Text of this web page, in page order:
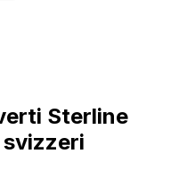
Sterline